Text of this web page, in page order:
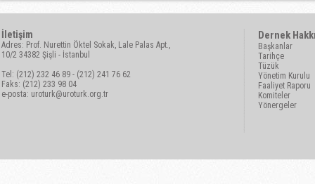
İletişim
Adres: Prof. Nurettin Öktel Sokak, Lale Palas Apt.,
10/2 34382 Şişli - İstanbul
Tel: (212) 232 46 89 - (212) 241 76 62
Faks: (212) 233 98 04
e-posta: uroturk@uroturk.org.tr
Dernek
Başkanlar
Tarihçe
Tüzük
Yönetim Kurulu
Faaliyet Raporu
Komiteler
Yönergeler